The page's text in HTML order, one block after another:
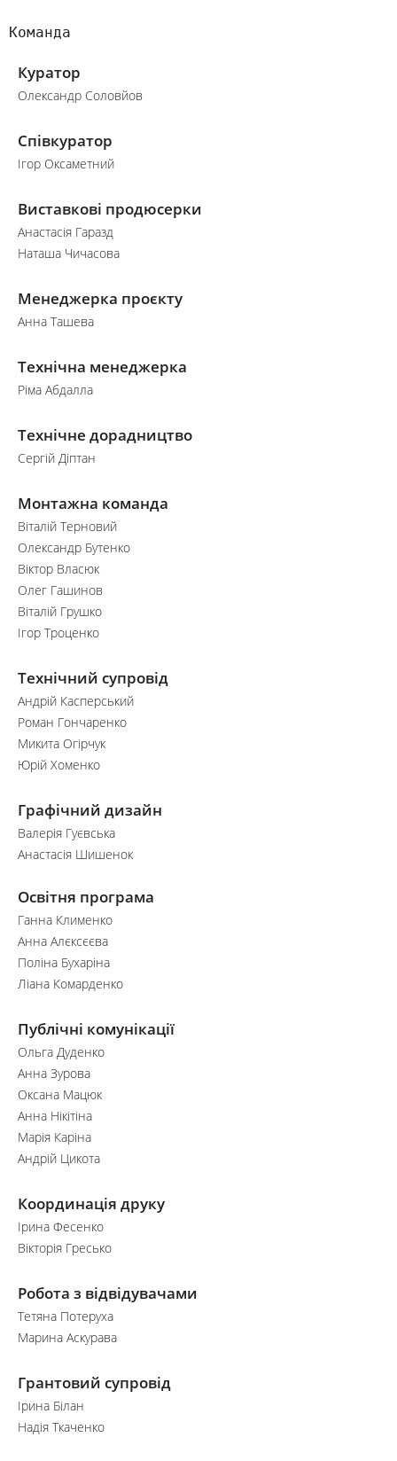
Команда
Куратор
Олександр Соловйов
Співкуратор
Ігор Оксаметний
Виставкові продюсерки
Анастасія Гаразд
Наташа Чичасова
Менеджерка проєкту
Анна Ташева
Технічна менеджерка
Ріма Абдалла
Технічне дорадництво
Сергій Діптан
Монтажна команда
Віталій Терновий
Олександр Бутенко
Віктор Власюк
Олег Гашинов
Віталій Грушко
Ігор Троценко
Технічний супровід
Андрій Касперський
Роман Гончаренко
Микита Огірчук
Юрій Хоменко
Графічний дизайн
Валерія Гуєвська
Анастасія Шишенок
Освітня програма
Ганна Клименко
Анна Алєксєєва
Поліна Бухаріна
Ліана Комарденко
Публічні комунікації
Ольга Дуденко
Анна Зурова
Оксана Мацюк
Анна Нікітіна
Марія Каріна
Андрій Цикота
Координація друку
Ірина Фесенко
Вікторія Гресько
Робота з відвідувачами
Тетяна Потеруха
Марина Аскурава
Грантовий супровід
Ірина Білан
Надія Ткаченко